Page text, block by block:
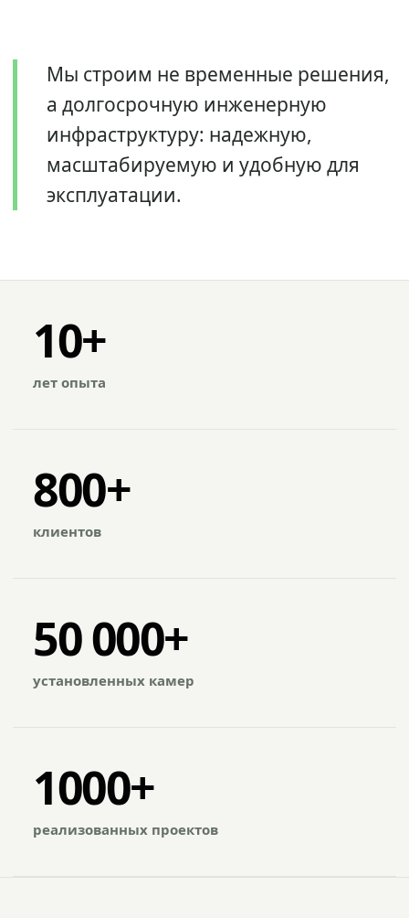
Мы строим не временные решения,
а долгосрочную инженерную
инфраструктуру: надежную,
масштабируемую и удобную для
эксплуатации.
10+
лет опыта
800+
клиентов
50 000+
установленных камер
1000+
реализованных проектов